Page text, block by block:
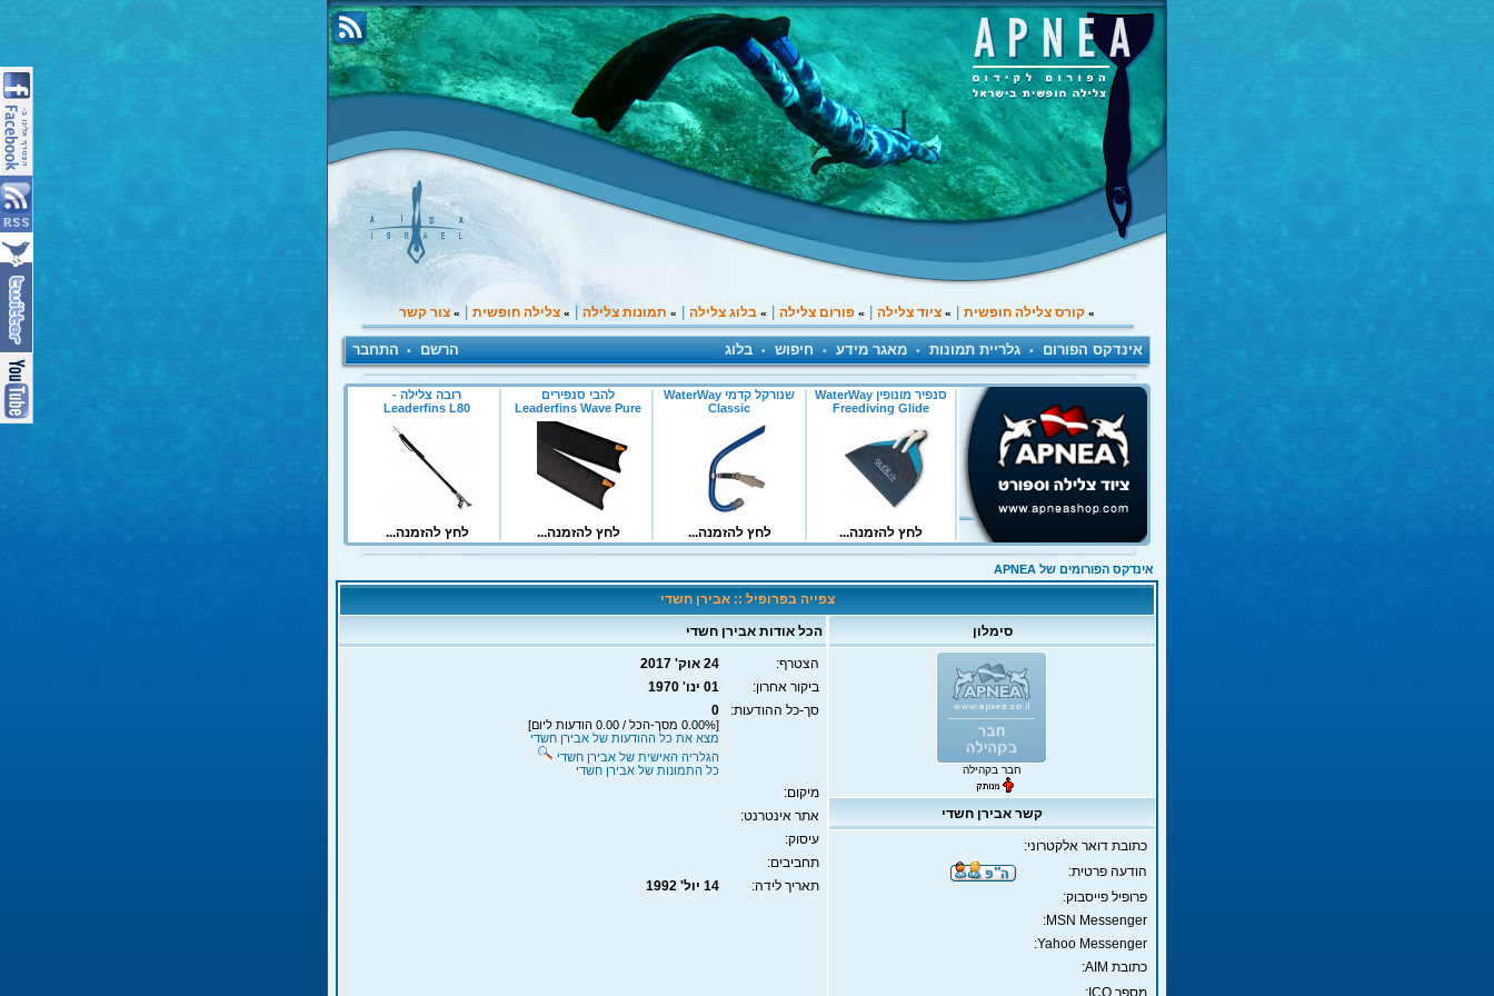
» קורס צלילה חופשית » ציוד צלילה » פורום צלילה » בלוג צלילה » תמונות צלילה » צלילה חופשית » צור קשר
אינדקס הפורום • גלריית תמונות • מאגר מידע • חיפוש • בלוג הרשם • התחבר
אינדקס הפורומים של APNEA
צפייה בפרופיל :: אבירן חשדי
סימלון הכל אודות אבירן חשדי
חבר בקהילה
הצטרף:
24 אוק' 2017
ביקור אחרון:
01 ינו' 1970
סך-כל ההודעות:
0
[0.00% מסך-הכל / 0.00 הודעות ליום]
מצא את כל ההודעות של אבירן חשדי
הגלריה האישית של אבירן חשדי
כל התמונות של אבירן חשדי
מיקום:
אתר אינטרנט:
עיסוק:
תחביבים:
תאריך לידה:
14 יול' 1992
קשר אבירן חשדי
כתובת דואר אלקטרוני:
הודעה פרטית:
פרופיל פייסבוק:
MSN Messenger:
Yahoo Messenger:
כתובת AIM:
מספר ICQ: